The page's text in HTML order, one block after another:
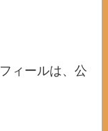
ィールは、公